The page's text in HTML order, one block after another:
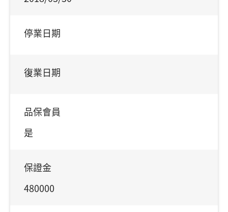
停業日期
復業日期
品保會員
是
保證金
480000